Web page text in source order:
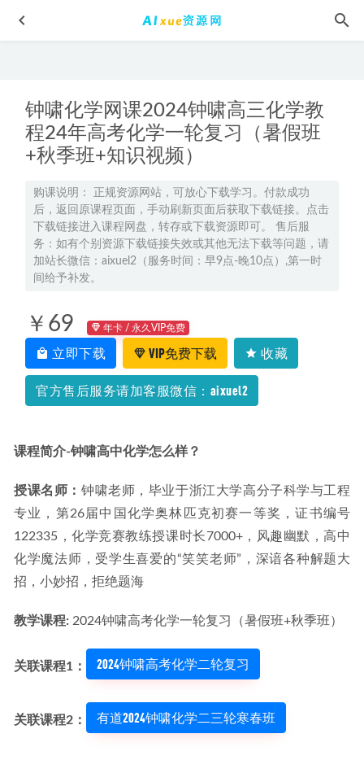
钟啸化学网课2024钟啸高三化学教
程24年高考化学一轮复习（暑假班
+秋季班+知识视频）
购课说明： 正规资源网站，可放心下载学习。付款成功
后，返回原课程页面，手动刷新页面后获取下载链接。点击
下载链接进入课程网盘，转存或下载资源即可。 售后服
务：如有个别资源下载链接失效或其他无法下载等问题，请
加站长微信：aixuel2（服务时间：早9点-晚10点）,第一时
间给予补发。
￥69 年卡 / 永久VIP免费
立即下载 VIP免费下载 收藏
官方售后服务请加客服微信：aixuel2
课程简介-钟啸高中化学怎么样？
授课名师： 钟啸老师，毕业于浙江大学高分子科学与工程
专业，第26届中国化学奥林匹克初赛一等奖，证书编号
122335，化学竞赛教练授课时长7000+，风趣幽默，高中
化学魔法师，受学生喜爱的“笑笑老师”，深谙各种解题大
招，小妙招，拒绝题海
教学课程: 2024钟啸高考化学一轮复习（暑假班+秋季班）
关联课程1： 2024钟啸高考化学二轮复习
关联课程2： 有道2024钟啸化学二三轮寒春班
有道2024李楠高三物理教程二三轮复习寒春班 2024-06-15
【影视】杨超教你用导演思维看电影网课教程，32.45G教学
资料百度网盘下载 2022-06-13
2023曲增瑞高三语文a+视频教程+讲义秋季班网课教程 2022-
11-20
网盘资源打包下载 2021-12-05
销售教学课程 薇安28天销售高手训练营,教你如何成为一个
销售高手，百度网盘资源打包下载 2021-12-03